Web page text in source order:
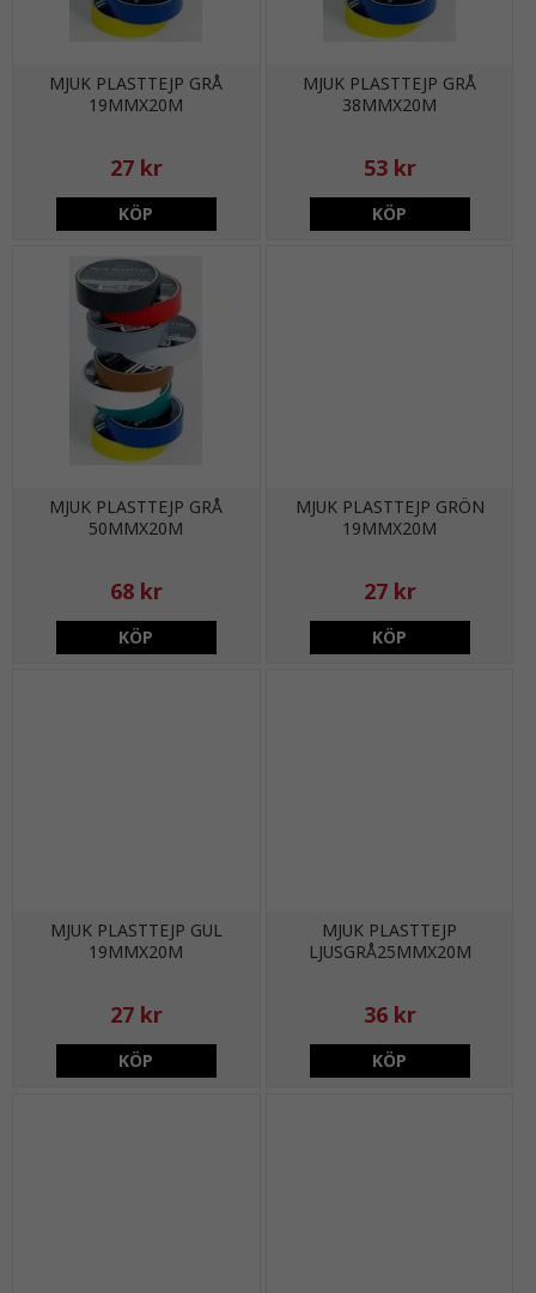
MJUK PLASTTEJP GRÅ
19MMX20M
27 kr
KÖP
MJUK PLASTTEJP GRÅ
38MMX20M
53 kr
KÖP
MJUK PLASTTEJP GRÅ
50MMX20M
68 kr
KÖP
MJUK PLASTTEJP GRÖN
19MMX20M
27 kr
KÖP
MJUK PLASTTEJP GUL
19MMX20M
27 kr
KÖP
MJUK PLASTTEJP
LJUSGRÅ25MMX20M
36 kr
KÖP